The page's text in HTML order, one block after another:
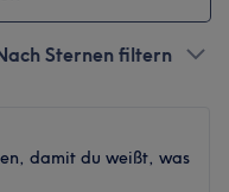
Sternen filtern
damit du weißt, was